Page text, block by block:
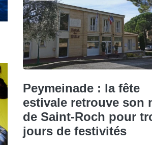
Peymeinade : la fête
estivale retrouve son
de Saint-Roch pour
jours de festivités